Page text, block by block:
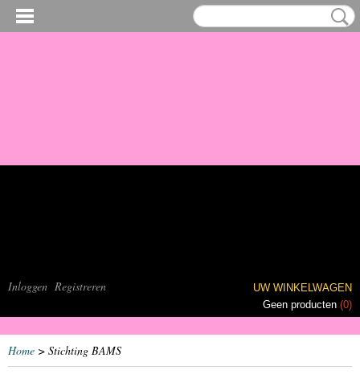
Inloggen Registreren
UW WINKELWAGEN
Geen producten (0)
Home > Stichting BAMS